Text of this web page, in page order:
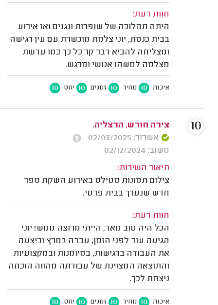
חוות דעת:
היתה תהלוכה של שופרות ונגנים ואז אירוע
בבית כנסת, יוני צלמת מוכשרת עם עין רגישה
ומצליחה להביא דבר קר כל כך כמו עדשת
מצלמה למשהו אנושי ומרגש.
איכות 10 מחיר 10 זמנים 10 יחס 10
צירה חורש, הרצליה.
אשרור: 02/03/2025
משוב: 02/12/2024
תיאור השירות:
צילום תמונות סטילס באירוע השקת ספר
חדש שנערך בבית פרטי.
חוות דעת:
הכל היה טוב מאד, הייתי מרוצה ממש! יוני
הגיעה עוד לפני הזמן, עבדה במרץ וביצעה
את העבודה ברגישות, במיומנות ובמקצועיות
והתוצאה המצוינת של עבודתה מהווה הוכחה
ניצחת לכך.
איכות 10 מחיר 10 זמנים 10 יחס 10
10